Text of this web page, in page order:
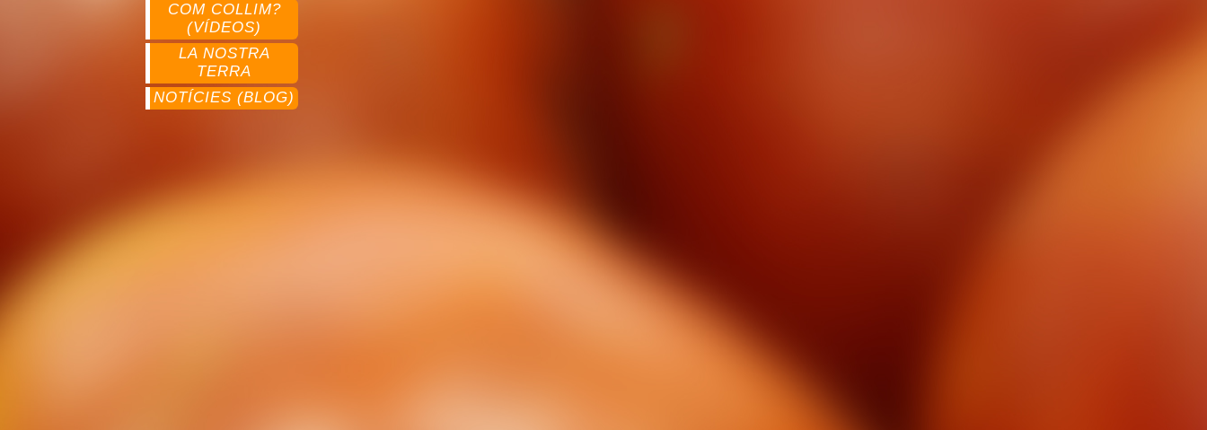
COM COLLIM?
(VÍDEOS)
LA NOSTRA
TERRA
NOTÍCIES (BLOG)